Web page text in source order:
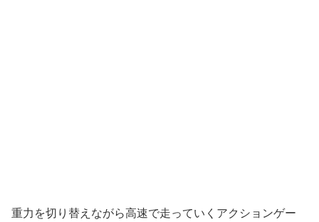
重力を切り替えながら高速で走っていくアクションゲー